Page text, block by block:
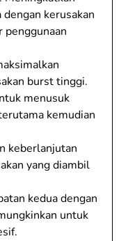
kerusakan
penggunaan
burst tinggi.
menusuk
kemudian
keberlanjutan
yang diambil
kedua dengan
untuk